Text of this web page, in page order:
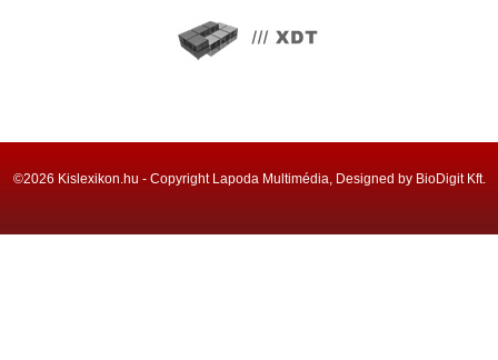
©2026 Kislexikon.hu - Copyright Lapoda Multimédia, Designed by BioDigit Kft.